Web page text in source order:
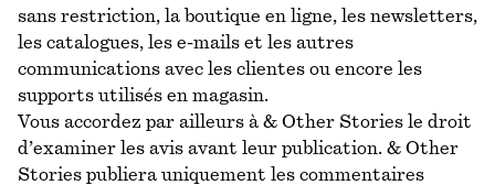
sans restriction, la boutique en ligne, les newsletters,
les catalogues, les e-mails et les autres
communications avec les clientes ou encore les
supports utilisés en magasin.
Vous accordez par ailleurs à & Other Stories le droit
d’examiner les avis avant leur publication. & Other
Stories publiera uniquement les commentaires